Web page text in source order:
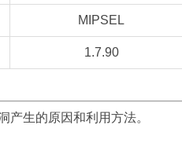
MIPSEL
1.7.90
产生的原因和利用方法。